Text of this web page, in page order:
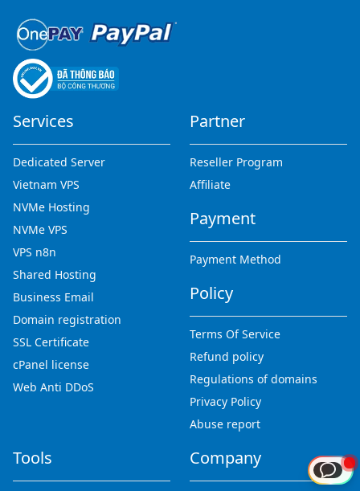
Services
Dedicated Server
Vietnam VPS
NVMe Hosting
NVMe VPS
VPS n8n
Shared Hosting
Business Email
Domain registration
SSL Certificate
cPanel license
Web Anti DDoS
Partner
Reseller Program
Affiliate
Payment
Payment Method
Policy
Terms Of Service
Refund policy
Regulations of domains
Privacy Policy
Abuse report
Tools Company